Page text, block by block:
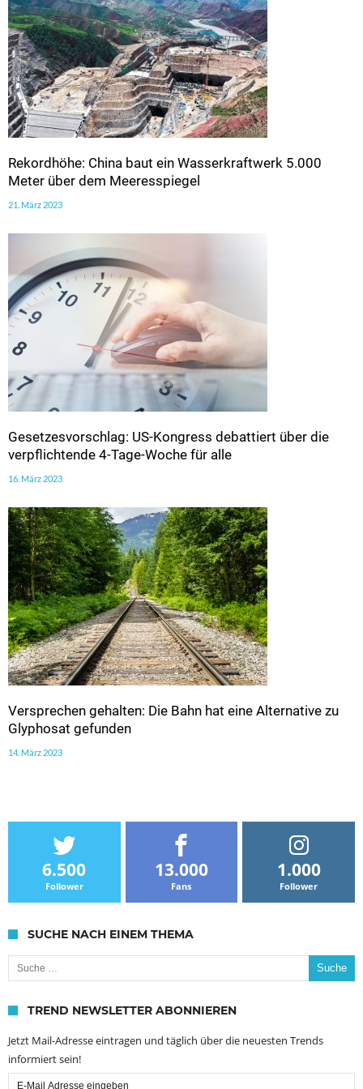
Rekordhöhe: China baut ein Wasserkraftwerk 5.000
Meter über dem Meeresspiegel
21. März 2023
Gesetzesvorschlag: US-Kongress debattiert über die
verpflichtende 4-Tage-Woche für alle
16. März 2023
Versprechen gehalten: Die Bahn hat eine Alternative zu
Glyphosat gefunden
14. März 2023
6.500
Follower
13.000
Fans
1.000
Follower
SUCHE NACH EINEM THEMA
Suche nach:
TREND NEWSLETTER ABONNIEREN
Jetzt Mail-Adresse eintragen und täglich über die neuesten Trends
informiert sein!
Email